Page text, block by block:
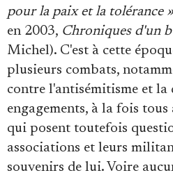
pour la paix et la tolérance »
en 2003, Chroniques d'un
Michel). C'est à cette
plusieurs combats,
contre l'antisémitisme et la
engagements, à la fois
qui posent toutefois
associations et leurs
souvenirs de lui. Voire